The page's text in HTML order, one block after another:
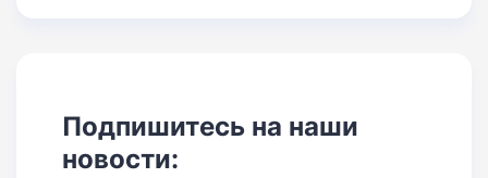
Подпишитесь на наши
новости: